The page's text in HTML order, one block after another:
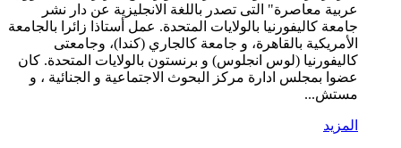
عربية معاصرة" التى تصدر باللغة الانجليزية عن دار نشر
جامعة كاليفورنيا بالولايات المتحدة. عمل أستاذا زائرا بالجامعة
الأمريكية بالقاهرة، و جامعة كالجاري (كندا)، وجامعتى
كاليفورنيا (لوس انجلوس) و برنستون بالولايات المتحدة. كان
عضوا بمجلس ادارة مركز البحوث الاجتماعية و الجنائية ، و
مستش...
المزيد